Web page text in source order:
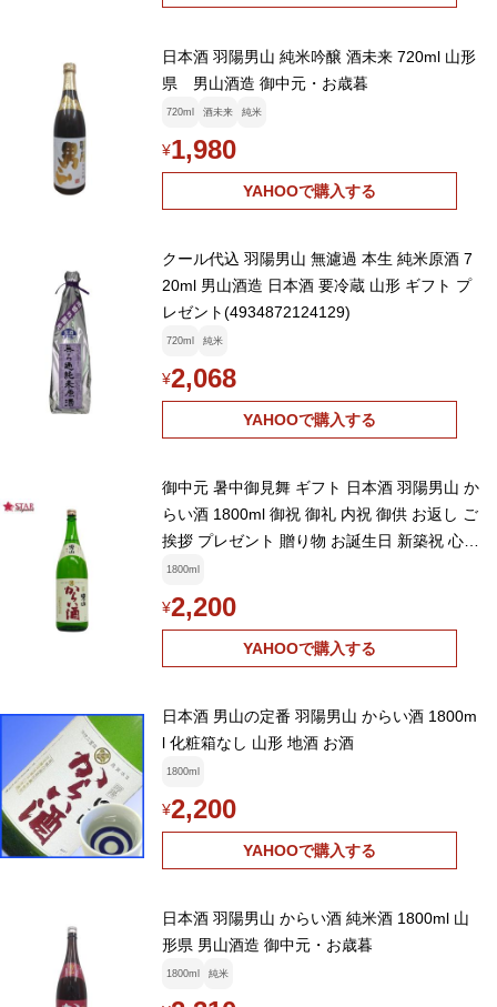
日本酒 羽陽男山 純米吟醸 酒未来 720ml 山形
県 男山酒造 御中元・お歳暮
720ml 酒未来 純米
¥1,980
YAHOOで購入する
クール代込 羽陽男山 無濾過 本生 純米原酒 7
20ml 男山酒造 日本酒 要冷蔵 山形 ギフト プ
レゼント(4934872124129)
720ml 純米
¥2,068
YAHOOで購入する
御中元 暑中御見舞 ギフト 日本酒 羽陽男山 か
らい酒 1800ml 御祝 御礼 内祝 御供 お返し ご
挨拶 プレゼント 贈り物 お誕生日 新築祝 心ば
かり
1800ml
¥2,200
YAHOOで購入する
日本酒 男山の定番 羽陽男山 からい酒 1800m
l 化粧箱なし 山形 地酒 お酒
1800ml
¥2,200
YAHOOで購入する
日本酒 羽陽男山 からい酒 純米酒 1800ml 山
形県 男山酒造 御中元・お歳暮
1800ml 純米